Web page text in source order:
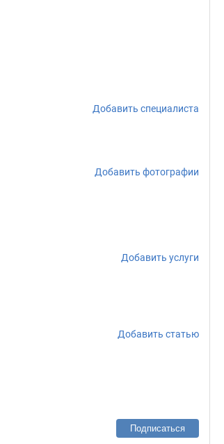
Добавить специалиста
Добавить фотографии
Добавить услуги
Добавить статью
Подписаться